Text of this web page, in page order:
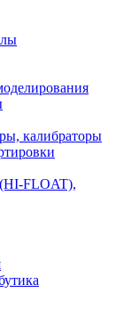
калибраторы
FLOAT),